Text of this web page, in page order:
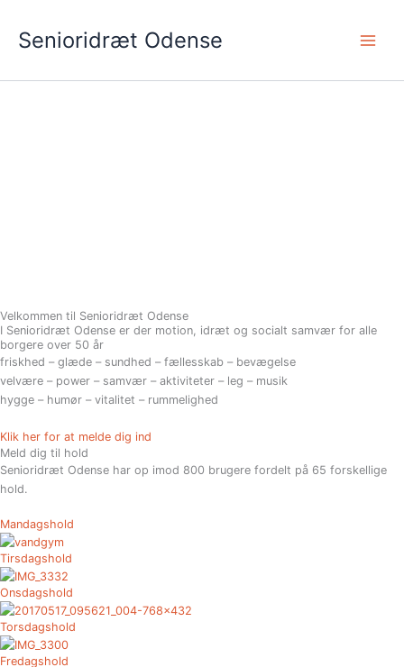
indholdet
Senioridræt Odense
Velkommen til Senioridræt Odense
I Senioridræt Odense er der motion, idræt og socialt samvær for alle
borgere over 50 år
friskhed – glæde – sundhed – fællesskab – bevægelse
velvære – power – samvær – aktiviteter – leg – musik
hygge – humør – vitalitet – rummelighed
Klik her for at melde dig ind
Meld dig til hold
Senioridræt Odense har op imod 800 brugere fordelt på 65 forskellige
hold.
Mandagshold
Tirsdagshold
Onsdagshold
Torsdagshold
Fredagshold